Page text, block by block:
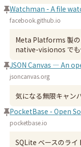
Watchman - A file
facebook.github.io
Meta Platforms 製
native-visionos でも
JSON Canvas — An
jsoncanvas.org
気になる無限キャン
PocketBase - Open
pocketbase.io
SQLite ベースのライ